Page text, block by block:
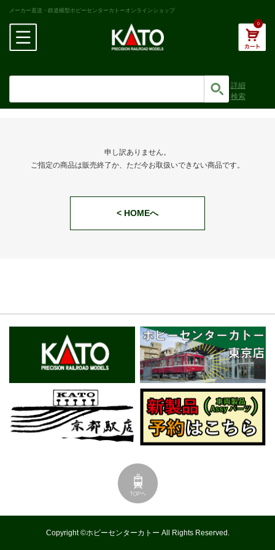
メーカー直送・鉄道模型ホビーセンターカトーオンラインショップ
0
詳細
検索
申し訳ありません。
ご指定の商品は販売終了か、ただ今お取扱いできない商品です。
< HOMEへ
Copyright ©ホビーセンターカトー All Rights Reserved.